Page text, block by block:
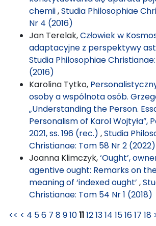
chemii,Studia Philosophiae
Nr 4 (2016)
Jan Terelak,Człowiek w
adaptacyjne z perspektywy
Studia Philosophiae
(2016)
Karolina Tytko,
osoby a wspólnota osób.
„Understanding the Person.
Personalism of Karol Wojtyła”,
2021, ss. 196 (rec.) ,Studia
Christianae: Tom 58 Nr 2 (2022)
Joanna Klimczyk,‘Ought’,
agentive ought: Remarks on
meaning of ‘indexed ought’ ,
Christianae: Tom 54 Nr 1 (2018)
<< < 4 56 7 891011121314 151617 18